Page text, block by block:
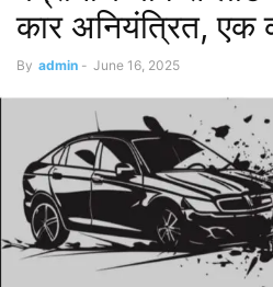
कार अनियंत्रित, एक
By admin - June 16, 2025